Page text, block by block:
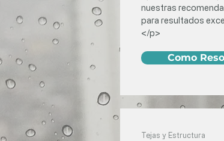
nuestras
para resultados
</p>
Como
Tejas y Estructura